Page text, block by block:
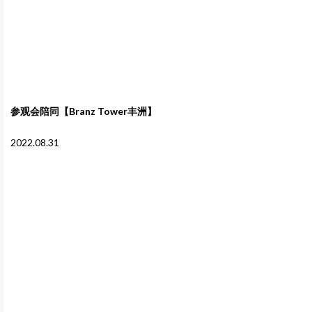
参观会陪同【Branz Tower丰洲】
2022.08.31